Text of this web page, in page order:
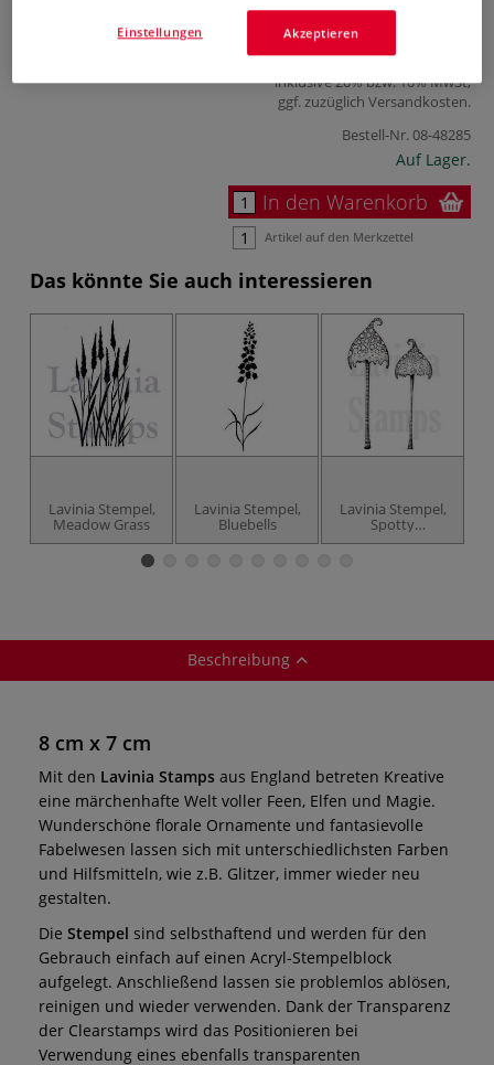
10,03 €
inklusive 20% bzw. 10% MwSt,
ggf. zuzüglich Versandkosten.
Bestell-Nr.08-48285
Auf Lager.
In den Warenkorb
Artikel auf den Merkzettel
Das könnte Sie auch interessieren
Lavinia Stempel,
Meadow Grass
Lavinia Stempel,
Bluebells
Lavinia Stempel,
Spotty
Toadstoole
Beschreibung
8 cm x 7 cm
Mit den Lavinia Stamps aus England betreten Kreative
eine märchenhafte Welt voller Feen, Elfen und Magie.
Wunderschöne florale Ornamente und fantasievolle
Fabelwesen lassen sich mit unterschiedlichsten Farben
und Hilfsmitteln, wie z.B. Glitzer, immer wieder neu
gestalten.
Die Stempel sind selbsthaftend und werden für den
Gebrauch einfach auf einen Acryl-Stempelblock
aufgelegt. Anschließend lassen sie problemlos ablösen,
reinigen und wieder verwenden. Dank der Transparenz
der Clearstamps wird das Positionieren bei
Verwendung eines ebenfalls transparenten
Akzeptieren
Einstellungen